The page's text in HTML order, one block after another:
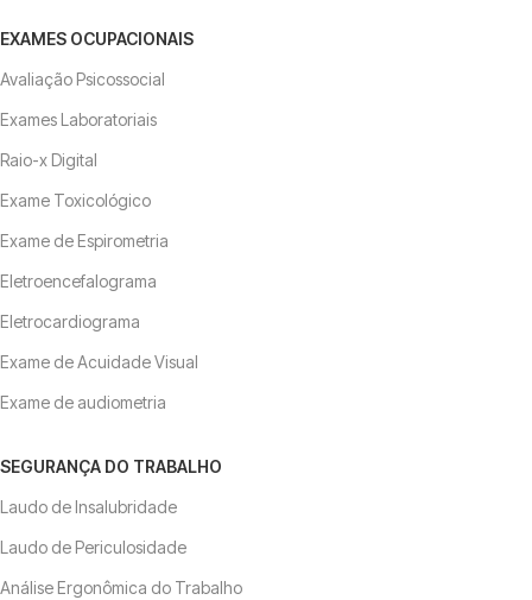
EXAMES OCUPACIONAIS
Avaliação Psicossocial
Exames Laboratoriais
Raio-x Digital
Exame Toxicológico
Exame de Espirometria
Eletroencefalograma
Eletrocardiograma
Exame de Acuidade Visual
Exame de audiometria
SEGURANÇA DO TRABALHO
Laudo de Insalubridade
Laudo de Periculosidade
Análise Ergonômica do Trabalho